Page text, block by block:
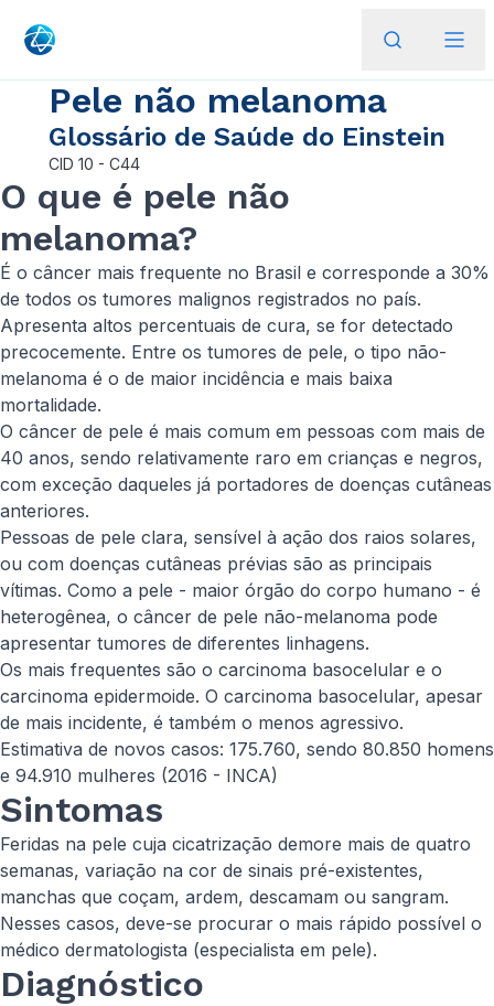
Pele não melanoma
Glossário de Saúde do Einstein
CID 10 - C44
O que é​ pele não
melanoma?
É o câncer mais frequente no Brasil e corresponde a 30%
de todos os tumores malignos registrados no país.
Apresenta altos percentuais de cura, se for detectado
precocemente. Entre os tumores de pele, o tipo não-
melanoma é o de maior incidência e mais baixa
mortalidade.
O câncer de pele é mais comum em pessoas com mais de
40 anos, sendo relativamente raro em crianças e negros,
com exceção daqueles já portadores de doenças cutâneas
anteriores.
Pessoas de pele clara, sensível à ação dos raios solares,
ou com doenças cutâneas prévias são as principais
vítimas. Como a pele - maior órgão do corpo humano - é
heterogênea, o câncer de pele não-melanoma pode
apresentar tumores de diferentes linhagens.
Os mais frequentes são o carcinoma basocelular e o
carcinoma epidermoide. O carcinoma basocelular, apesar
de mais incidente, é também o menos agressivo.
Estimativa de novos casos: 175.760, sendo 80.850 homens
e 94.910 mulheres (2016 - INCA)
Sintomas
Feridas na pele cuja cicatrização demore mais de quatro
semanas, variação na cor de sinais pré-existentes,
manchas que coçam, ardem, descamam ou sangram.
Nesses casos, deve-se procurar o mais rápido possível o
médico dermatologista (especialista em pele).
Diagnóstico